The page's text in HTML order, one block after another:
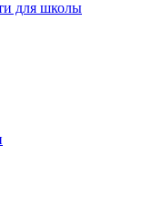
для школы